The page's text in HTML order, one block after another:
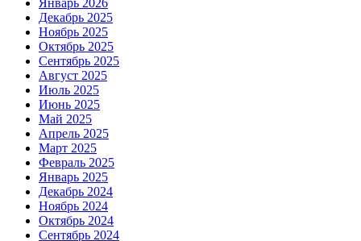
Декабрь 2025
Ноябрь 2025
Октябрь 2025
Сентябрь 2025
Август 2025
Июль 2025
Июнь 2025
Май 2025
Апрель 2025
Март 2025
Февраль 2025
Январь 2025
Декабрь 2024
Ноябрь 2024
Октябрь 2024
Сентябрь 2024